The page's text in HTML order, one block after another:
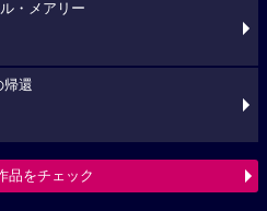
・メアリー
帰還
品をチェック